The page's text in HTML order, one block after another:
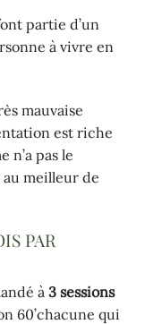
partie d’un
à vivre en
mauvaise
est riche
n’a pas le
meilleur de
PAR
à 3 sessions
60’chacune qui